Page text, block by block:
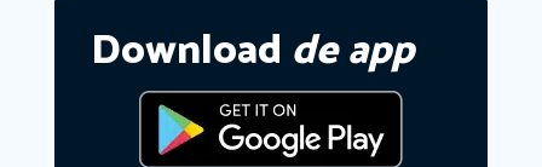
Download de app